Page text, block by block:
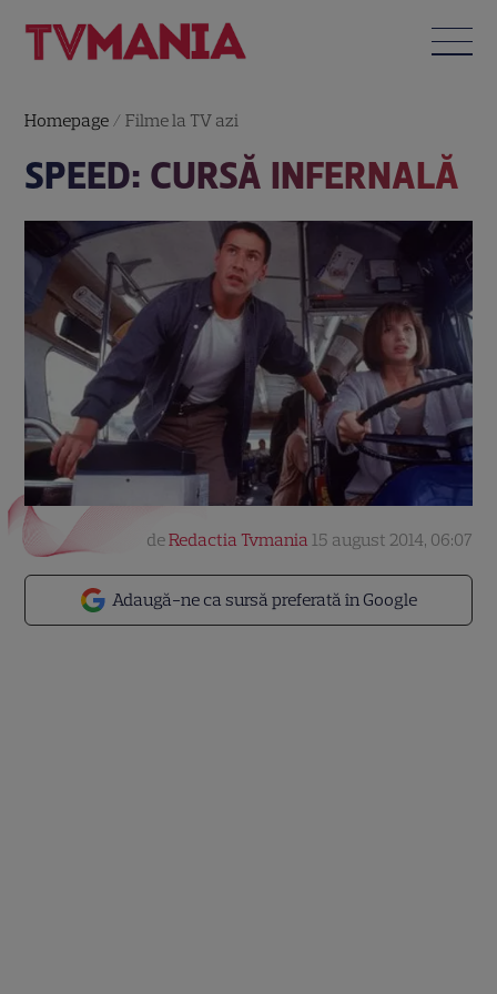
Homepage /Filme la TV azi
SPEED: CURSĂ INFERNALĂ
Adaugă-ne ca sursă preferată în Google
deRedactia Tvmania 15 august 2014, 06:07